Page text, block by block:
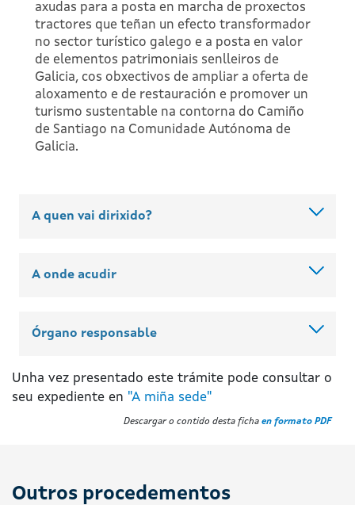
axudas para a posta en marcha de proxectos
tractores que teñan un efecto transformador
no sector turístico galego e a posta en valor
de elementos patrimoniais senlleiros de
Galicia, cos obxectivos de ampliar a oferta de
aloxamento e de restauración e promover un
turismo sustentable na contorna do Camiño
de Santiago na Comunidade Autónoma de
Galicia.
A quen vai dirixido?
A onde acudir
Órgano responsable
Unha vez presentado este trámite pode consultar o
seu expediente en "A miña sede"
Descargar o contido desta ficha en formato PDF
Outros procedementos